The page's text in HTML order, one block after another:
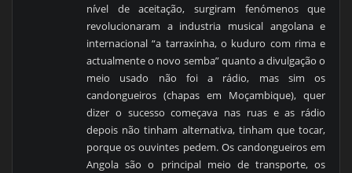
nível de aceitação, surgiram fenómenos que
revolucionaram a industria musical angolana e
internacional “a tarraxinha, o kuduro com rima e
actualmente o novo semba” quanto a divulgação o
meio usado não foi a rádio, mas sim os
candongueiros (chapas em Moçambique), quer
dizer o sucesso começava nas ruas e as rádio
depois não tinham alternativa, tinham que tocar,
porque os ouvintes pedem. Os candongueiros em
Angola são o principal meio de transporte, os